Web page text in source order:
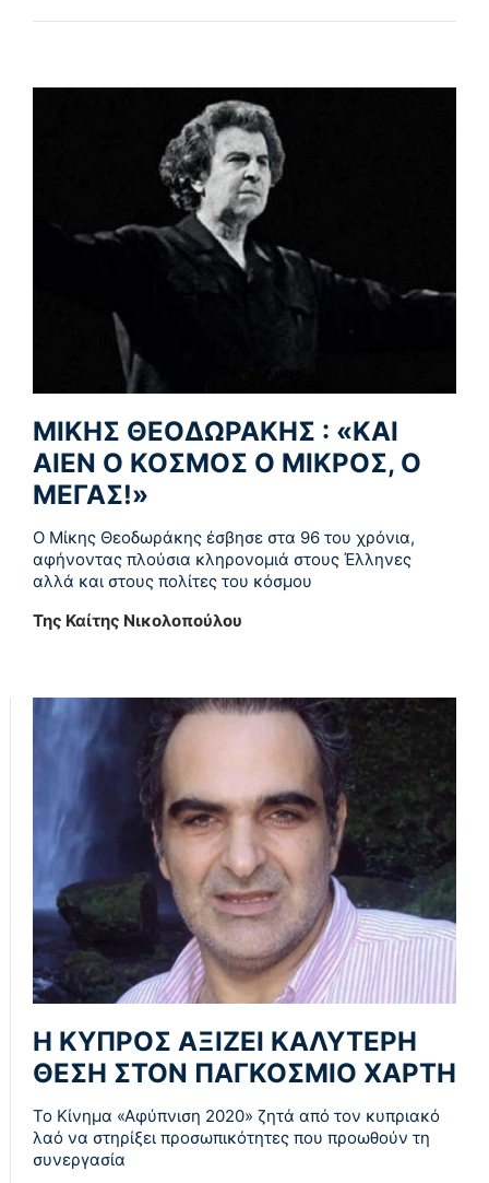
ΜΙΚΗΣ ΘΕΟΔΩΡΑΚΗΣ : «KAI
ΑΙΕΝ Ο ΚΟΣΜΟΣ Ο ΜΙΚΡΟΣ, Ο
ΜΕΓΑΣ!»
Ο Μίκης Θεοδωράκης έσβησε στα 96 του χρόνια,
αφήνοντας πλούσια κληρονομιά στους Έλληνες
αλλά και στους πολίτες του κόσμου
Της Καίτης Νικολοπούλου
Η ΚΥΠΡΟΣ ΑΞΙΖΕΙ ΚΑΛΥΤΕΡΗ
ΘΕΣΗ ΣΤΟΝ ΠΑΓΚΟΣΜΙΟ ΧΑΡΤΗ
Το Κίνημα «Αφύπνιση 2020» ζητά από τον κυπριακό
λαό να στηρίξει προσωπικότητες που προωθούν τη
συνεργασία